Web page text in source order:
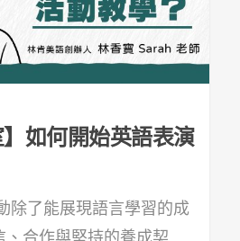
】如何開始英語表演
除了能展現語言學習的成
、合作與堅持的養成契